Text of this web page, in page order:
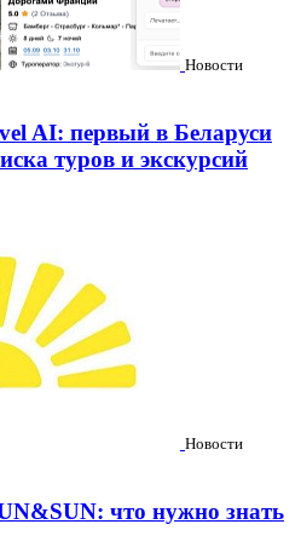
Новости
AI: первый в Беларуси
туров и экскурсий
Новости
что нужно знать